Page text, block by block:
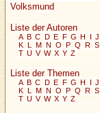
Volksmund
Liste der Autoren
A B C D E F G H I J
K L M N O P Q R S
T U V W X Y Z
Liste der Themen
A B C D E F G H I J
K L M N O P Q R S
T U V W X Y Z